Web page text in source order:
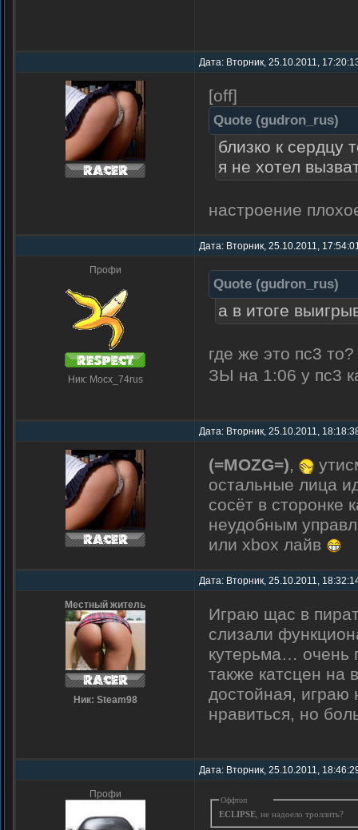
Дата: Вторник, 25.10.2011,
[off]
Quote (gudron_rus)
близко к сердцу
я не хотел
настроение
Дата: Вторник, 25.10.2011,
Профи
Ник: Mocx_74rus
Quote (gudron_rus)
а в итоге
где же это пс3 то?
ЗЫ на 1:06 у пс3
Дата: Вторник, 25.10.2011,
(=MOZG=),
остальные лица
сосёт в сторонке
неудобным
или xbox лайв
Дата: Вторник, 25.10.2011,
Местный житель
Ник: Steam98
Играю щас в
слизали
кутерьма… очень
также катсцен
достойная, играю
нравиться, но
Дата: Вторник, 25.10.2011,
Профи
Оффтоп
ECLIPSE , не надоело троллить?